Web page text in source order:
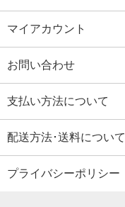
マイアカウント
お問い合わせ
支払い方法について
配送方法･送料について
プライバシーポリシー